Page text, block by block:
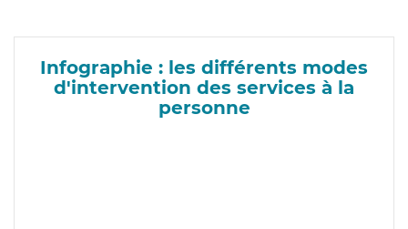
Infographie : les différents modes
d'intervention des services à la
personne